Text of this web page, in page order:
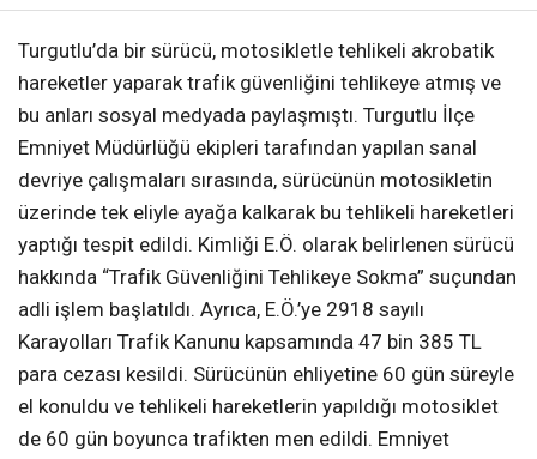
Turgutlu’da bir sürücü, motosikletle tehlikeli akrobatik
hareketler yaparak trafik güvenliğini tehlikeye atmış ve
bu anları sosyal medyada paylaşmıştı. Turgutlu İlçe
Emniyet Müdürlüğü ekipleri tarafından yapılan sanal
devriye çalışmaları sırasında, sürücünün motosikletin
üzerinde tek eliyle ayağa kalkarak bu tehlikeli hareketleri
yaptığı tespit edildi. Kimliği E.Ö. olarak belirlenen sürücü
hakkında “Trafik Güvenliğini Tehlikeye Sokma” suçundan
adli işlem başlatıldı. Ayrıca, E.Ö.’ye 2918 sayılı
Karayolları Trafik Kanunu kapsamında 47 bin 385 TL
para cezası kesildi. Sürücünün ehliyetine 60 gün süreyle
el konuldu ve tehlikeli hareketlerin yapıldığı motosiklet
de 60 gün boyunca trafikten men edildi. Emniyet